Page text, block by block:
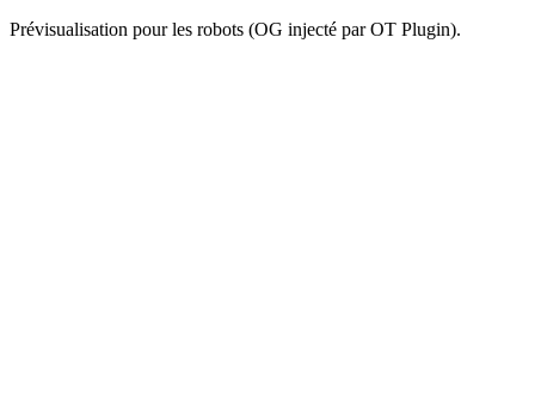
Prévisualisation pour les robots (OG injecté par OT Plugin).